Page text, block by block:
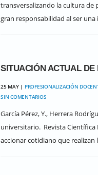
transversalizando la cultura de
gran responsabilidad al ser
SITUACIÓN ACTUAL
25 MAY | PROFESIONALIZACIÓN
SIN COMENTARIOS
García Pérez, Y., Herrera
universitario. Revista Científica
accionar cotidiano que